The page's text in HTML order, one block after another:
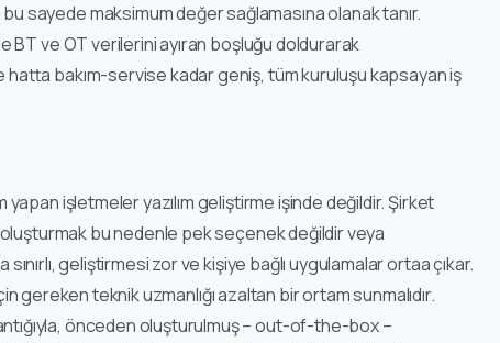
sayede maksimum değer sağlamasına olanak tanır.
ve OT verilerini ayıran boşluğu doldurarak
bakım-servise kadar geniş, tüm kuruluşu kapsayan iş
işletmeler yazılım geliştirme işinde değildir. Şirket
bu nedenle pek seçenek değildir veya
geliştirmesi zor ve kişiye bağlı uygulamalar ortaa çıkar.
gereken teknik uzmanlığı azaltan bir ortam sunmalıdır.
önceden oluşturulmuş – out-of-the-box –